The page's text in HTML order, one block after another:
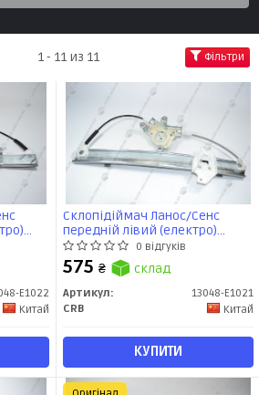
1 - 11 из 11 Фільтри
E1022
Китай
Склопідіймач Ланос/Сенс
передній лівий (електро)
голий (Шестерня) (96430500)
CRB
0 відгуків
575 ₴ склад
Артикул:
13048-E1021
CRB
Китай
КУПИТИ